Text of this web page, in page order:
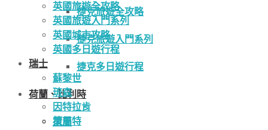
捷克旅遊全攻略
捷克旅遊入門系列
捷克多日遊行程
荷蘭、比利時
荷蘭
英國旅遊全攻略
英國旅遊入門系列
英國城市攻略
英國多日遊行程
瑞士
蘇黎世
琉森
因特拉肯
策馬特